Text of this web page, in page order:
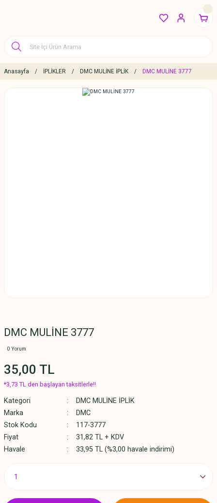
Anasayfa İPLİKLER DMC MULİNE İPLİK DMC MULİNE 3777
DMC MULİNE 3777
0 Yorum
35,00 TL
*3,73 TL den başlayan taksitlerle!!
Kategori
DMC MULİNE İPLİK
Marka
DMC
Stok Kodu
117-3777
Fiyat
31,82 TL + KDV
Havale
33,95 TL (%3,00 havale indirimi)